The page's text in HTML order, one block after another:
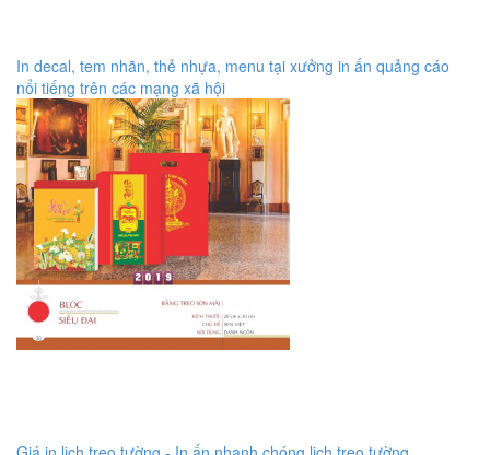
In decal, tem nhãn, thẻ nhựa, menu tại xưởng in ấn quảng cáo
nổi tiếng trên các mạng xã hội